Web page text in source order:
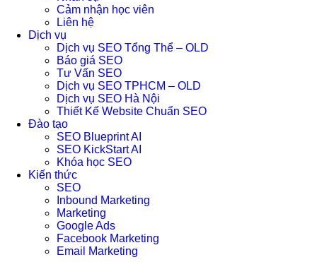
Cảm nhận học viên
Liên hệ
Dịch vụ
Dịch vụ SEO Tổng Thể – OLD
Báo giá SEO
Tư Vấn SEO
Dịch vụ SEO TPHCM – OLD
Dịch vụ SEO Hà Nội
Thiết Kế Website Chuẩn SEO
Đào tạo
SEO Blueprint AI
SEO KickStart AI
Khóa học SEO
Kiến thức
SEO
Inbound Marketing
Marketing
Google Ads
Facebook Marketing
Email Marketing